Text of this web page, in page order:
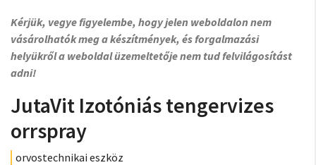
Kérjük, vegye figyelembe, hogy jelen weboldalon nem
vásárolhatók meg a készítmények, és forgalmazási
helyükről a weboldal üzemeltetője nem tud felvilágosítást
adni!
JutaVit Izotóniás tengervizes
orrspray
orvostechnikai eszköz